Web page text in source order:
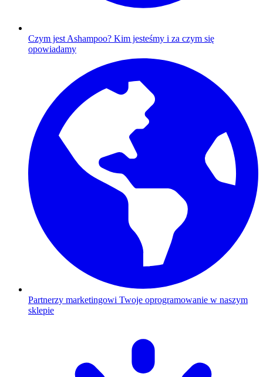
Czym jest Ashampoo? Kim jesteśmy i za czym się
opowiadamy
Partnerzy marketingowi Twoje oprogramowanie w naszym
sklepie